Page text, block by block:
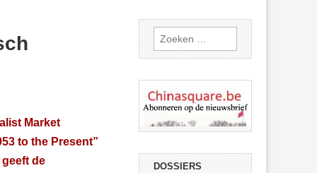
Market
to the Present”
de
Zoeken
naar:
DOSSIERS